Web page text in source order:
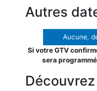
Autres
Aucune,
Si votre GTV
sera